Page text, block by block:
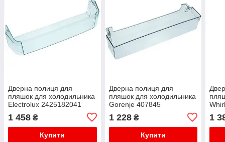
Дверна полиця для
пляшок для холодильника
Electrolux 2425182041
1 458 ₴
Купити
Дверна полиця для
пляшок для холодильника
Gorenje 407845
1 228₴
Купити
1